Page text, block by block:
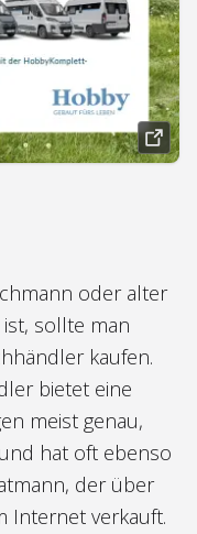
oder alter
sollte man
kaufen.
bietet eine
meist genau,
hat oft ebenso
der über
Internet verkauft.